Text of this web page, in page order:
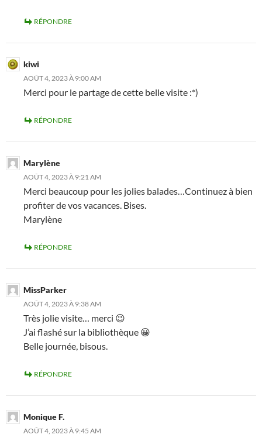
RÉPONDRE
kiwi
AOÛT 4, 2023 À 9:00 AM
Merci pour le partage de cette belle visite :*)
RÉPONDRE
Marylène
AOÛT 4, 2023 À 9:21 AM
Merci beaucoup pour les jolies balades…Continuez à bien
profiter de vos vacances. Bises.
Marylène
RÉPONDRE
MissParker
AOÛT 4, 2023 À 9:38 AM
Très jolie visite… merci 😉
J’ai flashé sur la bibliothèque 😀
Belle journée, bisous.
RÉPONDRE
Monique F.
AOÛT 4, 2023 À 9:45 AM